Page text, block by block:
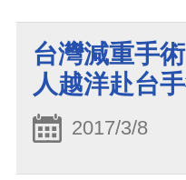
台灣減重手
人越洋赴台
2017/3/8